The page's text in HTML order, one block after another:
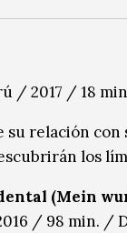
/ 2017 / 18
su relación con
los
(Mein
/ 98 min. /